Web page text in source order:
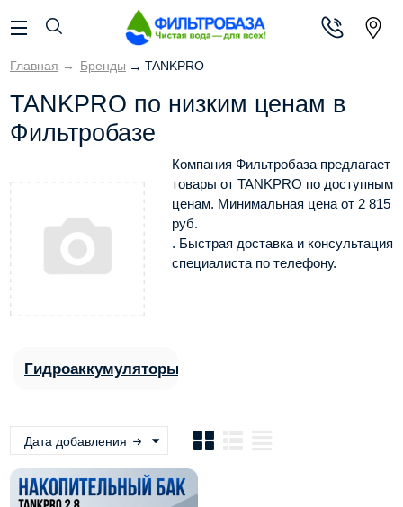
Главная → Бренды → TANKPRO
TANKPRO по низким ценам в
Фильтробазе
Компания Фильтробаза предлагает
товары от TANKPRO по доступным
ценам. Минимальная цена от 2 815
руб.
. Быстрая доставка и консультация
специалиста по телефону.
Гидроаккумуляторы
Дата добавления